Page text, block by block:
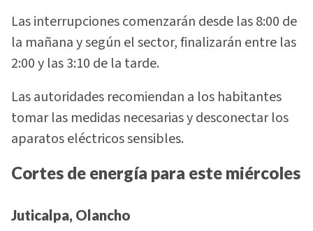
Las interrupciones comenzarán desde las 8:00 de
la mañana y según el sector, finalizarán entre las
2:00 y las 3:10 de la tarde.
Las autoridades recomiendan a los habitantes
tomar las medidas necesarias y desconectar los
aparatos eléctricos sensibles.
Cortes de energía para este miércoles
Juticalpa, Olancho